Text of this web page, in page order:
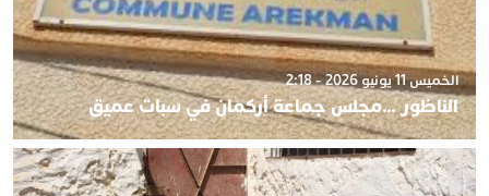
الخميس 11 يونيو 2026 - 2:18
الناظور …مجلس جماعة أركمان في سبات عميق